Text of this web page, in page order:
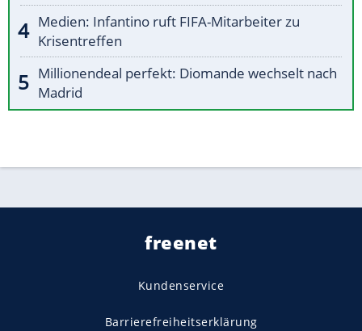
Medien: Infantino ruft FIFA-Mitarbeiter zu
Krisentreffen
Millionendeal perfekt: Diomande wechselt nach
Madrid
freenet
Kundenservice
Barrierefreiheitserklärung